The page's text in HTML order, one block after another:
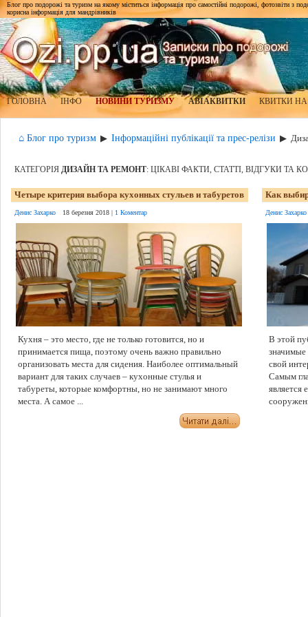
Блог про подорожі та туризм на якому міститься інформація про самостійні подорожі, фотозвіти з
корисна інформація для мандрівників
ГОЛОВНА ІНФО НОВИНИ ТУРИЗМУ АВІАКВИТКИ КВИТКИ
⌂ Блог про туризм ▶ Інформаційні публікації та прес-релізи ▶
КАТЕГОРІЯ ДИЗАЙН ТА РЕМОНТ: ЦІКАВІ ФАКТИ, СТАТТІ, ВІДГУКИ ТА
Четыре критерия выбора кухонных стульев и табуретов
Денис Захарко 18 березня 2018 | 1 Коментар
Кухня – это место, где не только готовится, но и
принимается пища, поэтому очень важно правильно
организовать места для сидения. Наиболее оптимальный
вариант для таких случаев – кухонные стулья и
табуреты, которые комфортны, но не занимают много
места. А самое ...
Как
Денис Захарко
В этой
значимые
свой
Самым
является